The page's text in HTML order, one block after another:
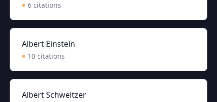
6 citations
Albert Einstein
10 citations
Albert Schweitzer